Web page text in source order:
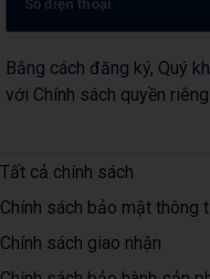
Bằng cách đăng ký, Quý
với Chính sách quyền
Tất cả chính sách
Chính sách bảo mật thông
Chính sách giao nhận